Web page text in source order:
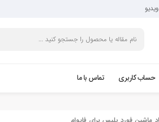
ویدیو
حساب کاربری تماس با ما